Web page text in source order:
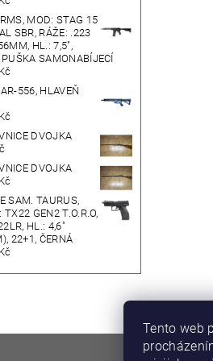
MOD: STAG 15
SBR, RÁŽE: .223
HL.: 7,5",
PUŠKA SAMONABÍJECÍ
556, HLAVEŇ
DVOJKA
DVOJKA
SAM. TAURUS,
TX22 GEN2 T.O.R.O,
HL.: 4,6"
22+1, ČERNÁ
Tento web